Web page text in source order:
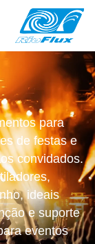
para
de festas e
convidados.
ideais
e suporte
eventos